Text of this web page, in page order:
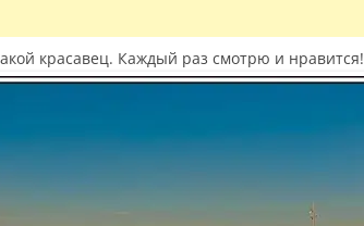
красавец. Каждый раз смотрю и нравится!